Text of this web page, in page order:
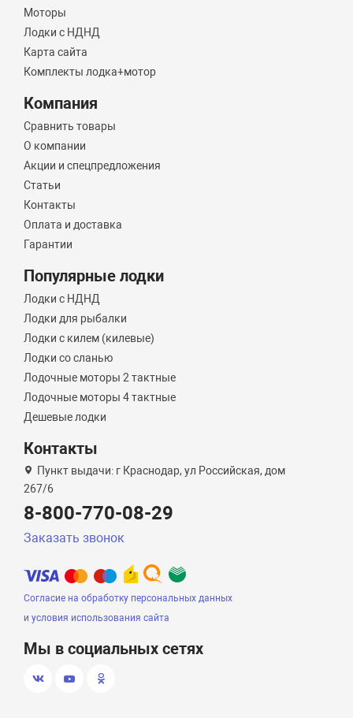
Моторы
Лодки с НДНД
Карта сайта
Комплекты лодка+мотор
Компания
Сравнить товары
О компании
Акции и спецпредложения
Статьи
Контакты
Оплата и доставка
Гарантии
Популярные лодки
Лодки с НДНД
Лодки для рыбалки
Лодки с килем (килевые)
Лодки со сланью
Лодочные моторы 2 тактные
Лодочные моторы 4 тактные
Дешевые лодки
Контакты
Пункт выдачи: г Краснодар, ул Российская, дом
267/6
8-800-770-08-29
Заказать звонок
Согласие на обработку персональных данных
и условия использования сайта
Мы в социальных сетях